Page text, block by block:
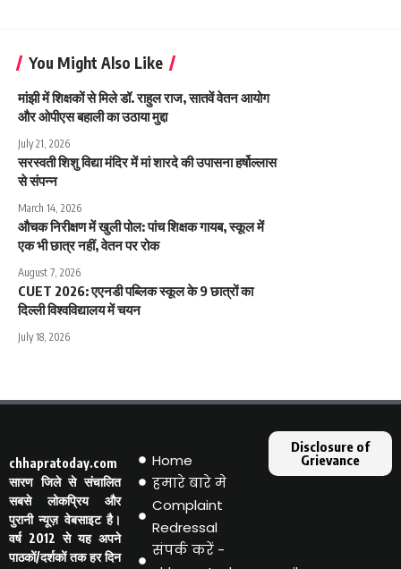
You Might Also Like
मांझी में शिक्षकों से मिले डॉ. राहुल राज, सातवें वेतन आयोग
और ओपीएस बहाली का उठाया मुद्दा
July 21, 2026
सरस्वती शिशु विद्या मंदिर में मां शारदे की उपासना हर्षोल्लास
से संपन्न
March 14, 2026
औचक निरीक्षण में खुली पोल: पांच शिक्षक गायब, स्कूल में
एक भी छात्र नहीं, वेतन पर रोक
August 7, 2026
CUET 2026: एएनडी पब्लिक स्कूल के 9 छात्रों का
दिल्ली विश्वविद्यालय में चयन
July 18, 2026
chhapratoday.com
सारण जिले से संचालित
सबसे लोकप्रिय और
पुरानी न्यूज़ वेबसाइट है।
वर्ष 2012 से यह अपने
पाठकों/दर्शकों तक हर दिन
Home
हमारे बारे मे
Complaint
Redressal
संपर्क करें -
Disclosure of
Grievance